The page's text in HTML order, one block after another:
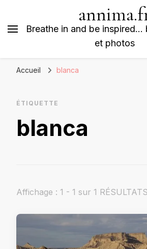
Breathe in and be
et photos
Accueil blanca
ÉTIQUETTE
blanca
Affichage : 1 - 1 sur 1 RÉSULTATS